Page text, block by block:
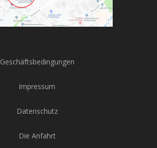
Geschäftsbedingungen
Impressum
Datenschutz
Die Anfahrt